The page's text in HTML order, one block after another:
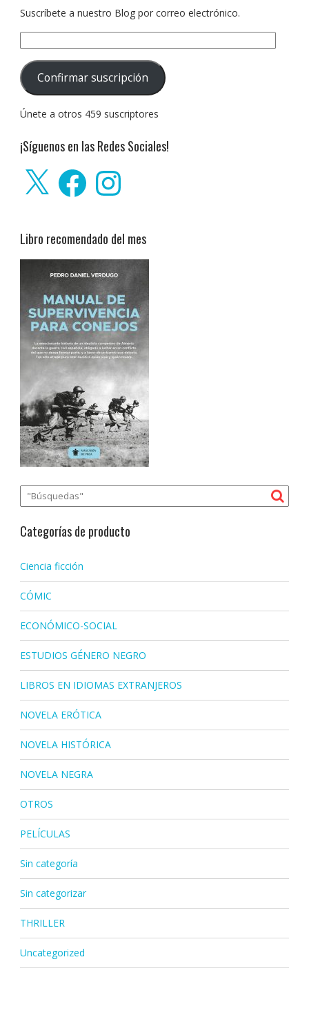
Suscríbete a nuestro Blog por correo electrónico.
de
correo
electrónico:
Confirmar suscripción
Únete a otros 459 suscriptores
¡Síguenos en las Redes Sociales!
FacebookInstagram
Libro recomendado del mes
Categorías de producto
Ciencia ficción
CÓMIC
ECONÓMICO-SOCIAL
ESTUDIOS GÉNERO NEGRO
LIBROS EN IDIOMAS EXTRANJEROS
NOVELA ERÓTICA
NOVELA HISTÓRICA
NOVELA NEGRA
OTROS
PELÍCULAS
Sin categoría
Sin categorizar
THRILLER
Uncategorized